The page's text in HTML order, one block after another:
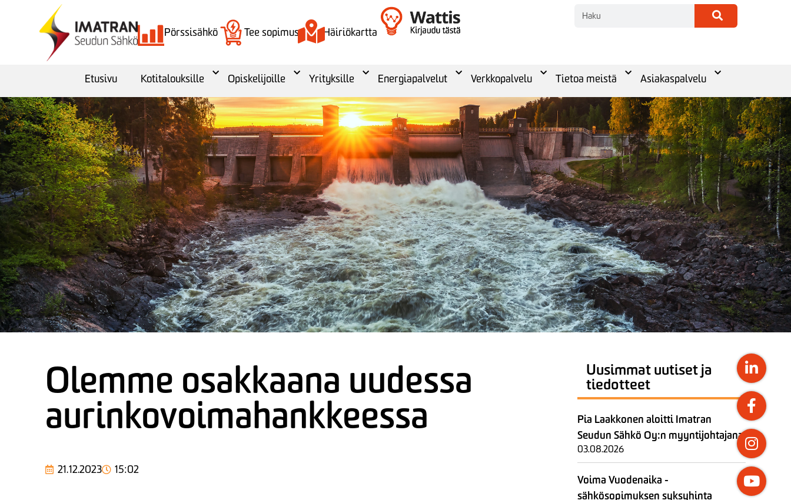
Pörssisähkö Tee sopimus Häiriökartta
Etusivu Kotitalouksille Opiskelijoille Yrityksille Energiapalvelut Verkkopalvelu Tietoa meistä Asiakaspalvelu
Olemme osakkaana uudessa
aurinkovoimahankkeessa
21.12.2023 15:02
Uusimmat uutiset ja
tiedotteet
Pia Laakkonen aloitti Imatran
Seudun Sähkö Oy:n myyntijohtajana
03.08.2026
Voima Vuodenaika -
sähkösopimuksen syksyhinta